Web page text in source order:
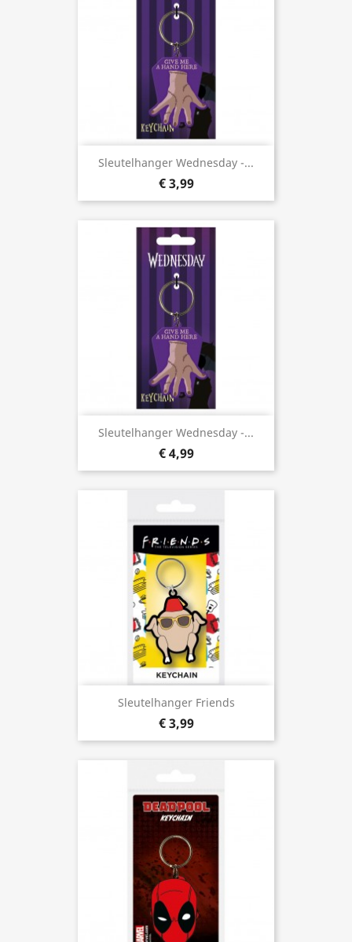
Sleutelhanger Wednesday -...
€ 3,99
Sleutelhanger Wednesday -...
€ 4,99
Sleutelhanger Friends
€ 3,99